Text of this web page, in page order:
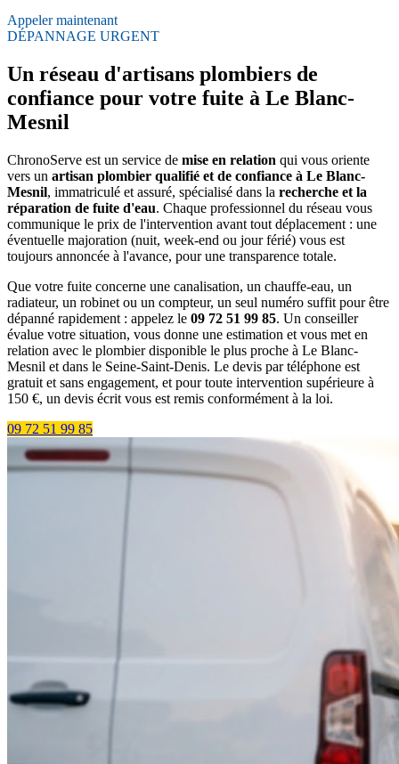
Appeler maintenant
DÉPANNAGE URGENT
Un réseau d'artisans plombiers de
confiance pour votre fuite à Le Blanc-
Mesnil
ChronoServe est un service de mise en relation qui vous oriente
vers un artisan plombier qualifié et de confiance à Le Blanc-
Mesnil, immatriculé et assuré, spécialisé dans la recherche et la
réparation de fuite d'eau. Chaque professionnel du réseau vous
communique le prix de l'intervention avant tout déplacement : une
éventuelle majoration (nuit, week-end ou jour férié) vous est
toujours annoncée à l'avance, pour une transparence totale.
Que votre fuite concerne une canalisation, un chauffe-eau, un
radiateur, un robinet ou un compteur, un seul numéro suffit pour être
dépanné rapidement : appelez le 09 72 51 99 85. Un conseiller
évalue votre situation, vous donne une estimation et vous met en
relation avec le plombier disponible le plus proche à Le Blanc-
Mesnil et dans le Seine-Saint-Denis. Le devis par téléphone est
gratuit et sans engagement, et pour toute intervention supérieure à
150 €, un devis écrit vous est remis conformément à la loi.
09 72 51 99 85